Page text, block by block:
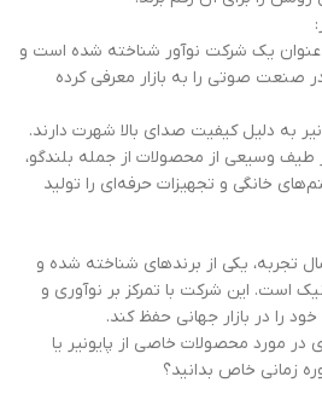
عنوان یک شرکت نوآور شناخته شده است و
صنعت صوتی را به بازار معرفی کرده
به دلیل کیفیت صدای بالا شهرت دارند.
طیف وسیعی از محصولات از جمله بلندگو،
خانگی و تجهیزات حرفه‌ای را تولید
پایونیر با بیش از 80 سال تجربه، یکی از برندهای شناخته شده و
است. این شرکت با تمرکز بر نوآوری و
را در بازار جهانی حفظ کند.
در مورد محصولات خاصی از پایونیر یا
زمانی خاص بدانید؟